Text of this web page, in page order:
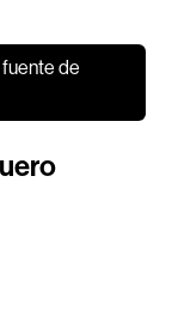
de